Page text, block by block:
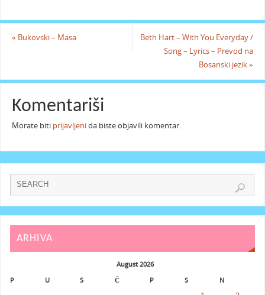
« Bukovski – Masa
Beth Hart – With You Everyday /
Song – Lyrics – Prevod na
Bosanski jezik»
Komentariši
Morate biti prijavljenida biste objavili komentar.
ARHIVA
August 2026
P
U S Č P S N